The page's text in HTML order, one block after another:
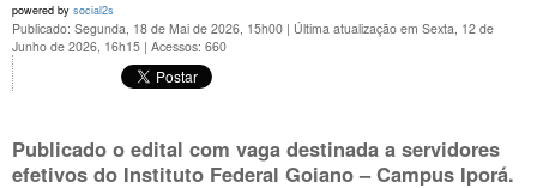
powered by social2s
Publicado: Segunda, 18 de Mai de 2026, 15h00 | Última atualização em Sexta, 12 de
Junho de 2026, 16h15 | Acessos: 660
Publicado o edital com vaga destinada a servidores
efetivos do Instituto Federal Goiano– Campus Iporá.